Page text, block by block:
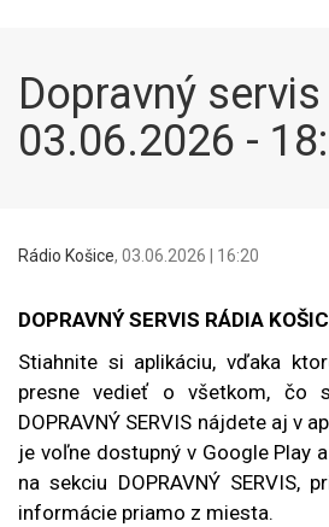
Dopravný servis
03.06.2026 -
Rádio Košice, 03.06.2026 | 16:20
DOPRAVNÝ SERVIS RÁDIA
Stiahnite si aplikáciu, vďaka
presne vedieť o všetkom, čo
DOPRAVNÝ SERVIS nájdete aj v
je voľne dostupný v Google Play
na sekciu DOPRAVNÝ SERVIS,
informácie priamo z miesta.